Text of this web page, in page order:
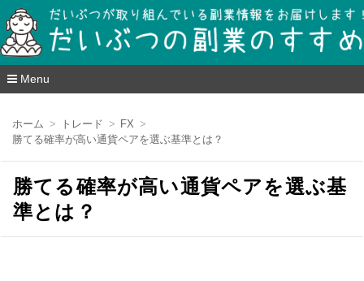
だいぶつの副業のすすめ mints-club
Menu
ホーム トレード
FX
勝てる確率が高い通貨ペアを選ぶ基準とは？
勝てる確率が高い通貨ペアを選ぶ基
準とは？